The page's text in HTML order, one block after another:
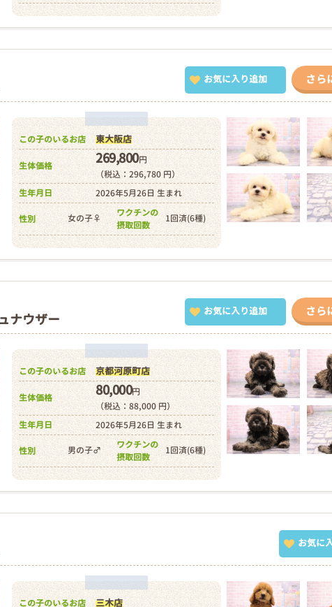
お気に入り追加
この子のいるお店 東大阪店
生体価格 269,800円
（税込：296,780 円）
生年月日
2026年5月26日 生まれ
性別 女の子♀
ワクチンの
摂取回数
1回済(6種)
さら
ナウザー お気に入り追加
この子のいるお店 京都河原町店
生体価格 80,000円
（税込：88,000 円）
生年月日
2026年5月26日 生まれ
性別 男の子♂
ワクチンの
摂取回数
1回済(6種)
さら
お気に
この子のいるお店 三木店